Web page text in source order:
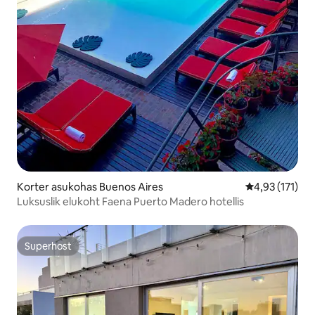
Korter asukohas Buenos Aires Keskmine
4,93 (171)
Luksuslik elukoht Faena Puerto Madero hotellis
Superhost
Superhost